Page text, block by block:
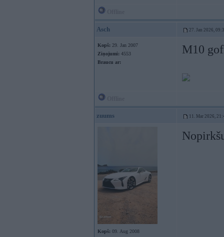
Asch 27. Jan 2026,
Kopš: 29. Jan 2007
Ziņojumi: 4553
Braucu ar:
M10
zuums 11. Mar 2026,
Kopš: 09. Aug 2008